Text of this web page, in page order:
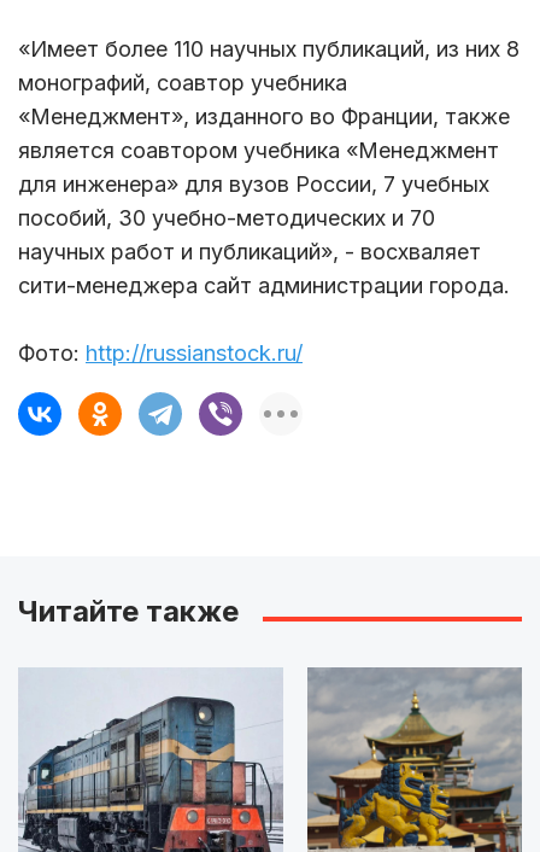
«Имеет более 110 научных публикаций, из них 8
монографий, соавтор учебника
«Менеджмент», изданного во Франции, также
является соавтором учебника «Менеджмент
для инженера» для вузов России, 7 учебных
пособий, 30 учебно-методических и 70
научных работ и публикаций», - восхваляет
сити-менеджера сайт администрации города.
Фото: http://russianstock.ru/
Читайте также